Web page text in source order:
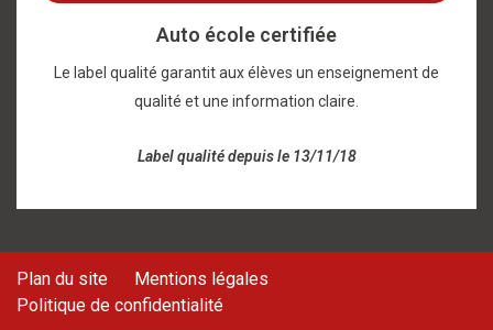
Auto école certifiée
Le label qualité garantit aux élèves un enseignement de
qualité et une information claire.
Label qualité depuis le 13/11/18
Plan du site
Mentions légales
Politique de confidentialité